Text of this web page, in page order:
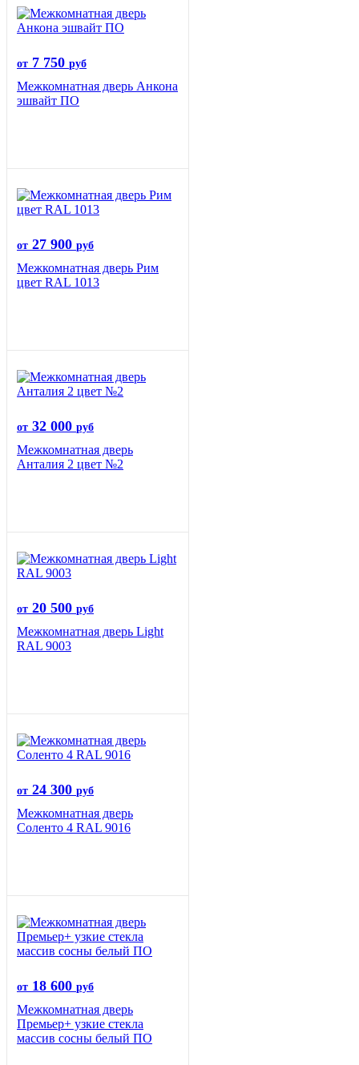
от 7 750 руб
Межкомнатная дверь Анкона
эшвайт ПО
от 27 900 руб
Межкомнатная дверь Рим
цвет RAL 1013
от 32 000 руб
Межкомнатная дверь
Анталия 2 цвет №2
от 20 500 руб
Межкомнатная дверь Light
RAL 9003
от 24 300 руб
Межкомнатная дверь
Соленто 4 RAL 9016
от 18 600 руб
Межкомнатная дверь
Премьер+ узкие стекла
массив сосны белый ПО